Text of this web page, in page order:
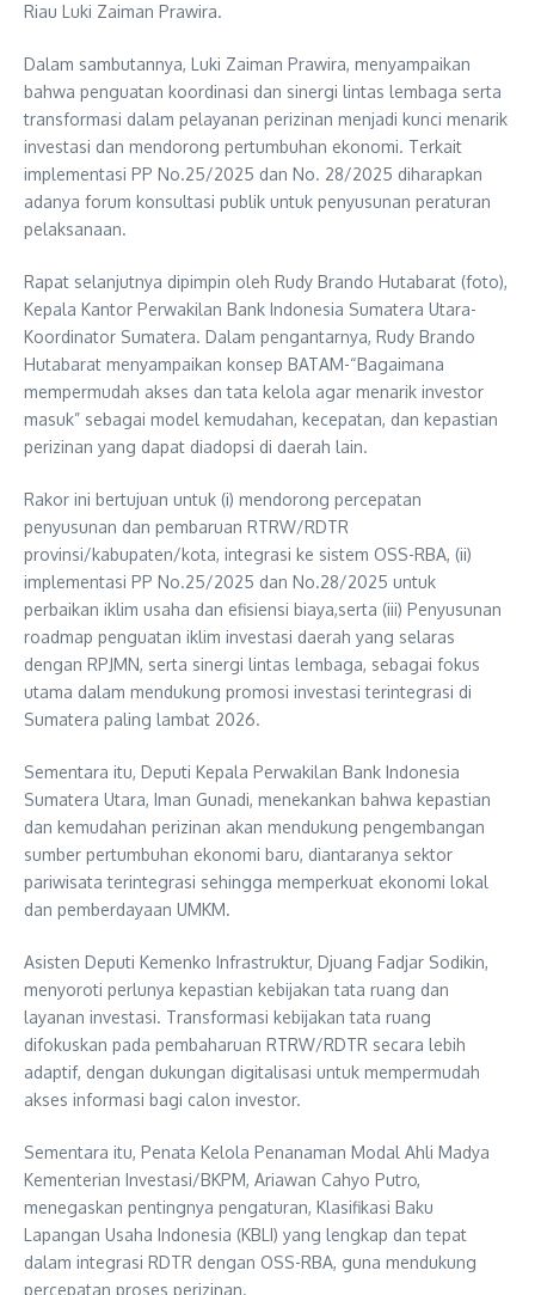
Riau Luki Zaiman Prawira.
Dalam sambutannya, Luki Zaiman Prawira, menyampaikan
bahwa penguatan koordinasi dan sinergi lintas lembaga serta
transformasi dalam pelayanan perizinan menjadi kunci menarik
investasi dan mendorong pertumbuhan ekonomi. Terkait
implementasi PP No.25/2025 dan No. 28/2025 diharapkan
adanya forum konsultasi publik untuk penyusunan peraturan
pelaksanaan.
Rapat selanjutnya dipimpin oleh Rudy Brando Hutabarat (foto),
Kepala Kantor Perwakilan Bank Indonesia Sumatera Utara-
Koordinator Sumatera. Dalam pengantarnya, Rudy Brando
Hutabarat menyampaikan konsep BATAM-“Bagaimana
mempermudah akses dan tata kelola agar menarik investor
masuk” sebagai model kemudahan, kecepatan, dan kepastian
perizinan yang dapat diadopsi di daerah lain.
Rakor ini bertujuan untuk (i) mendorong percepatan
penyusunan dan pembaruan RTRW/RDTR
provinsi/kabupaten/kota, integrasi ke sistem OSS-RBA, (ii)
implementasi PP No.25/2025 dan No.28/2025 untuk
perbaikan iklim usaha dan efisiensi biaya,serta (iii) Penyusunan
roadmap penguatan iklim investasi daerah yang selaras
dengan RPJMN, serta sinergi lintas lembaga, sebagai fokus
utama dalam mendukung promosi investasi terintegrasi di
Sumatera paling lambat 2026.
Sementara itu, Deputi Kepala Perwakilan Bank Indonesia
Sumatera Utara, Iman Gunadi, menekankan bahwa kepastian
dan kemudahan perizinan akan mendukung pengembangan
sumber pertumbuhan ekonomi baru, diantaranya sektor
pariwisata terintegrasi sehingga memperkuat ekonomi lokal
dan pemberdayaan UMKM.
Asisten Deputi Kemenko Infrastruktur, Djuang Fadjar Sodikin,
menyoroti perlunya kepastian kebijakan tata ruang dan
layanan investasi. Transformasi kebijakan tata ruang
difokuskan pada pembaharuan RTRW/RDTR secara lebih
adaptif, dengan dukungan digitalisasi untuk mempermudah
akses informasi bagi calon investor.
Sementara itu, Penata Kelola Penanaman Modal Ahli Madya
Kementerian Investasi/BKPM, Ariawan Cahyo Putro,
menegaskan pentingnya pengaturan, Klasifikasi Baku
Lapangan Usaha Indonesia (KBLI) yang lengkap dan tepat
dalam integrasi RDTR dengan OSS-RBA, guna mendukung
percepatan proses perizinan.